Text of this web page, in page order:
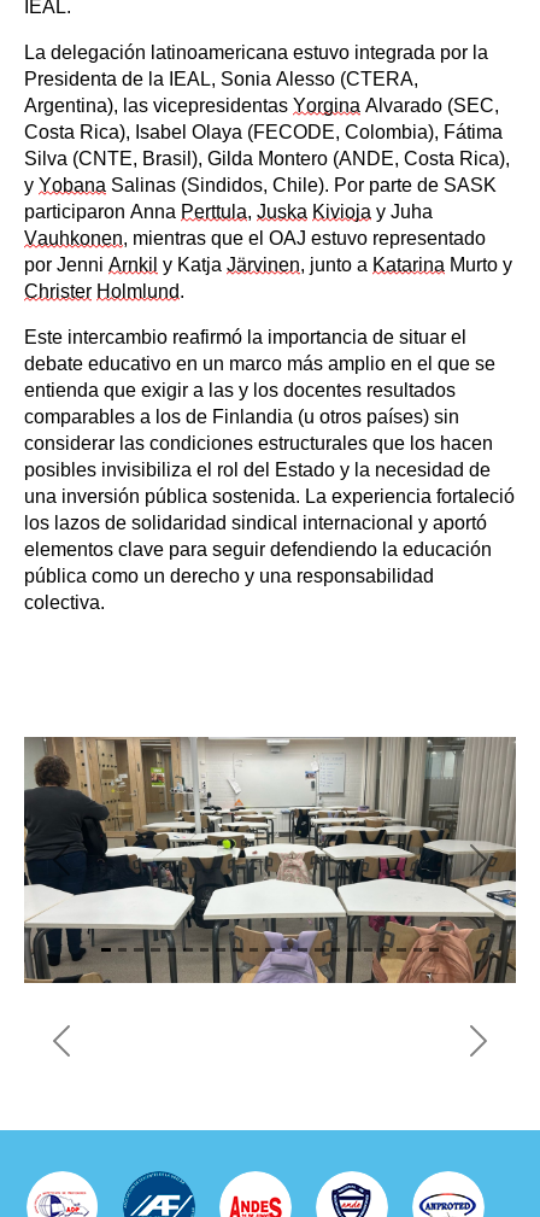
IEAL.
La delegación latinoamericana estuvo integrada por la
Presidenta de la IEAL, Sonia Alesso (CTERA,
Argentina), las vicepresidentas Yorgina Alvarado (SEC,
Costa Rica), Isabel Olaya (FECODE, Colombia), Fátima
Silva (CNTE, Brasil), Gilda Montero (ANDE, Costa Rica),
y Yobana Salinas (Sindidos, Chile). Por parte de SASK
participaron Anna Perttula, Juska Kivioja y Juha
Vauhkonen, mientras que el OAJ estuvo representado
por Jenni Arnkil y Katja Järvinen, junto a Katarina Murto y
Christer Holmlund.
Este intercambio reafirmó la importancia de situar el
debate educativo en un marco más amplio en el que se
entienda que exigir a las y los docentes resultados
comparables a los de Finlandia (u otros países) sin
considerar las condiciones estructurales que los hacen
posibles invisibiliza el rol del Estado y la necesidad de
una inversión pública sostenida. La experiencia fortaleció
los lazos de solidaridad sindical internacional y aportó
elementos clave para seguir defendiendo la educación
pública como un derecho y una responsabilidad
colectiva.
Previous Next
Previous Next